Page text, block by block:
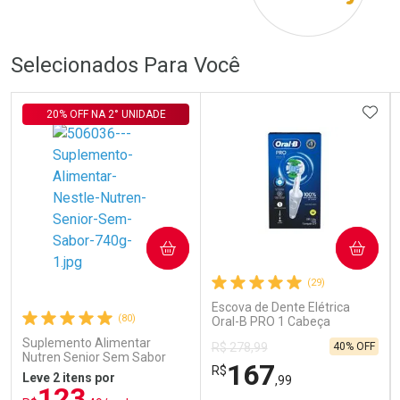
Por R$ 115,00/cada
Por R$ 115,00/cada
Selecionados Para Você
(80)
Suplemento Alimentar
Nutren Senior Sem Sabor
740g
20% OFF NA 2° UNIDADE
Leve 2 itens por
COMPRAR
(29)
Escova de Dente Elétrica
Oral-B PRO 1 Cabeça
Redonda Recarregável 1
Unidade
R$ 278,99
R$167,99
40% OFF
COMPRAR